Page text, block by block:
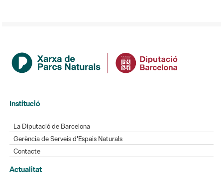
Institució
La Diputació de Barcelona
Gerència de Serveis d'Espais Naturals
Contacte
Actualitat